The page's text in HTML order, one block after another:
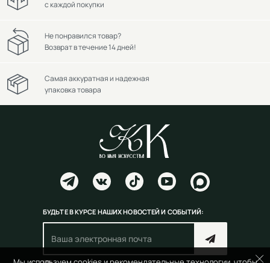
с каждой покупки
Не понравился товар?
Возврат в течение 14 дней!
Самая аккуратная и надежная
упаковка товара
БУДЬТЕ В КУРСЕ НАШИХ НОВОСТЕЙ И СОБЫТИЙ: